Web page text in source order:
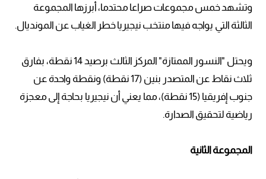
وتشهد خمس مجموعات صراعا محتدما، أبرزها المجموعة
الثالثة التي يواجه فيها منتخب نيجيريا خطر الغياب عن المونديال.
ويحتل "النسور الممتازة" المركز الثالث برصيد 14 نقطة، بفارق
ثلاث نقاط عن المتصدر بنين (17 نقطة) ونقطة واحدة عن
جنوب إفريقيا (15 نقطة)، مما يعني أن نيجيريا بحاجة إلى معجزة
رياضية لتحقيق الصدارة.
المجموعة الثانية